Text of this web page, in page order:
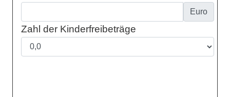
Euro
Zahl der Kinderfreibeträge